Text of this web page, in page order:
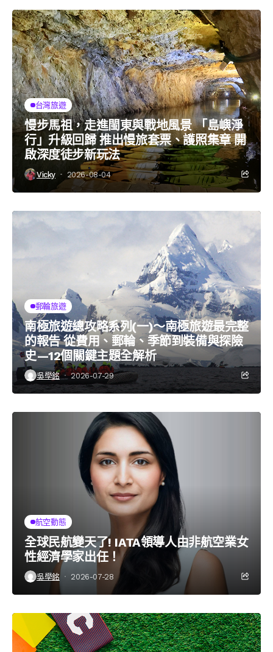
台灣旅遊
慢步馬祖，走進閩東與戰地風景 「島嶼淨
行」升級回歸 推出慢旅套票、護照集章 開
啟深度徒步新玩法
Vicky 2026-08-04
郵輪旅遊
南極旅遊總攻略系列(一)～南極旅遊最完整
的報告 從費用、郵輪、季節到裝備與探險
史—12個關鍵主題全解析
吳學銘 2026-07-29
航空動態
全球民航變天了! IATA領導人由非航空業女
性經濟學家出任！
吳學銘 2026-07-28